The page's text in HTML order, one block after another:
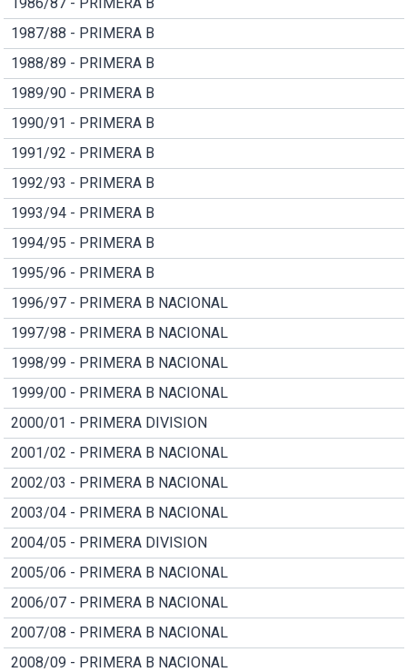
1987/88 - PRIMERA B
1988/89 - PRIMERA B
1989/90 - PRIMERA B
1990/91 - PRIMERA B
1991/92 - PRIMERA B
1992/93 - PRIMERA B
1993/94 - PRIMERA B
1994/95 - PRIMERA B
1995/96 - PRIMERA B
1996/97 - PRIMERA B NACIONAL
1997/98 - PRIMERA B NACIONAL
1998/99 - PRIMERA B NACIONAL
1999/00 - PRIMERA B NACIONAL
2000/01 - PRIMERA DIVISION
2001/02 - PRIMERA B NACIONAL
2002/03 - PRIMERA B NACIONAL
2003/04 - PRIMERA B NACIONAL
2004/05 - PRIMERA DIVISION
2005/06 - PRIMERA B NACIONAL
2006/07 - PRIMERA B NACIONAL
2007/08 - PRIMERA B NACIONAL
2008/09 - PRIMERA B NACIONAL